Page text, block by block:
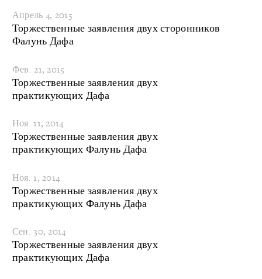
Апрель 4, 2015
Торжественные заявления двух сторонников
Фалунь Дафа
Фев. 21, 2015
Торжественные заявления двух
практикующих Дафа
Ноя. 11, 2014
Торжественные заявления двух
практикующих Фалунь Дафа
Ноя. 1, 2014
Торжественные заявления двух
практикующих Фалунь Дафа
Сен. 30, 2014
Торжественные заявления двух
практикующих Дафа